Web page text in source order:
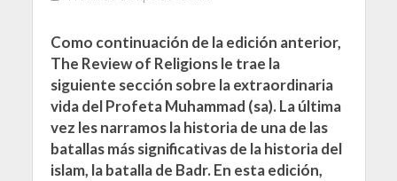
Como continuación de la edición anterior,
The Review of Religions le trae la
siguiente sección sobre la extraordinaria
vida del Profeta Muhammad (sa). La última
vez les narramos la historia de una de las
batallas más significativas de la historia del
islam, la batalla de Badr. En esta edición,